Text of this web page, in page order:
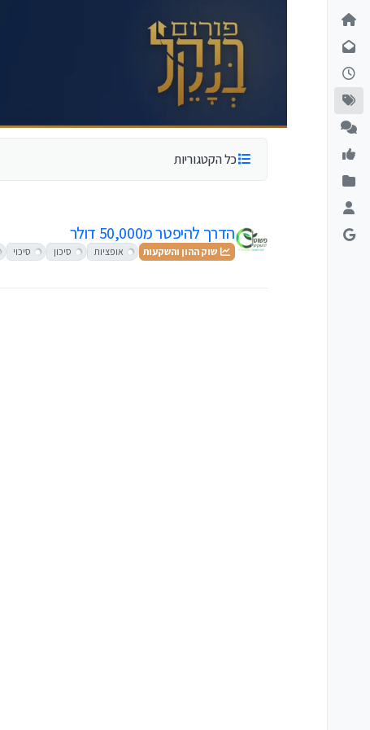
דילוג לתוכן
כל הקטגוריות
הדרך להיפטר מ50,000 דולר
שוק ההון והשקעות אופציות סיכון סיכוי